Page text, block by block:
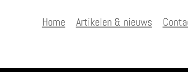
Home Artikelen & nieuws